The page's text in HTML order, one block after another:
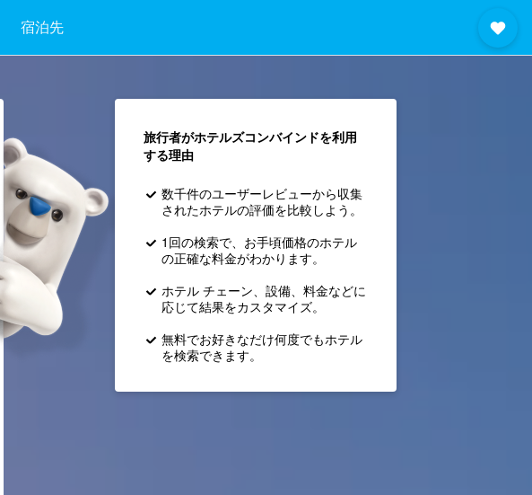
宿泊先
旅行者がホテルズコンバインド​を利用
する理由
数千件のユーザーレビューから収集
されたホテルの評価を比較しよう。
1回の検索で、お手頃価格のホテル
の正確な料金がわかります。
ホテル チェーン、設備、料金などに
応じて結果をカスタマイズ。
無料でお好きなだけ何度でもホテル
を検索できます。